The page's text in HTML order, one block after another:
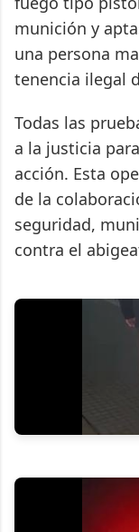
munición y
una persona
tenencia ilegal
Todas las
a la justicia
acción. Esta
de la
seguridad,
contra el